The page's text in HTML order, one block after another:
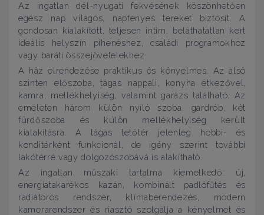
Az ingatlan dél-nyugati fekvésének köszönhetően
egész nap világos, napfényes tereket biztosít. A
gondosan kialakított, teljesen intim, beláthatatlan kert
ideális helyszín pihenéshez, családi programokhoz
vagy baráti összejövetelekhez.
A ház elrendezése praktikus és kényelmes. Az alsó
szinten előszoba, tágas nappali, konyha étkezővel,
kamra, mellékhelyiség, valamint garázs található. Az
emeleten három külön nyíló szoba, gardrób, két
fürdőszoba és külön mellékhelyiség került
kialakításra. A tágas tetőtér jelenleg hobbi- és
konditérként funkcionál, de igény szerint további
lakótérré vagy dolgozószobává is alakítható.
Az ingatlan műszaki tartalma kiemelkedő: új,
energiatakarékos kazán, kombinált padlófűtés és
radiátoros rendszer, klímaberendezés, modern
kamerarendszer és riasztó szolgálja a kényelmet és